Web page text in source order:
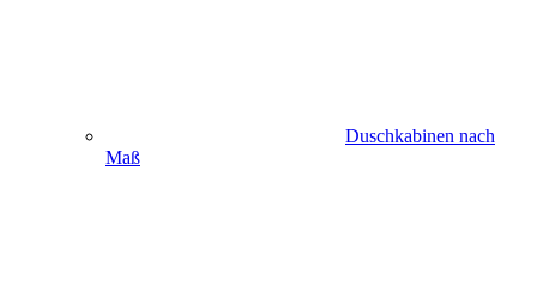
Duschkabinen nach
Maß